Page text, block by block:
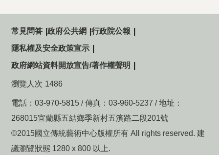
常見問答 政府公共網 行政院公報
隱私權及安全政策宣示
政府網站資料開放宣告/著作權聲明
瀏覽人次 1486
電話：03-970-5815 / 傳真：03-960-5237 / 地址：
268015宜蘭縣五結鄉季新村五濱路二段201號
©2015國立傳統藝術中心版權所有 All rights reserved. 建
議瀏覽狀態 1280 x 800 以上.